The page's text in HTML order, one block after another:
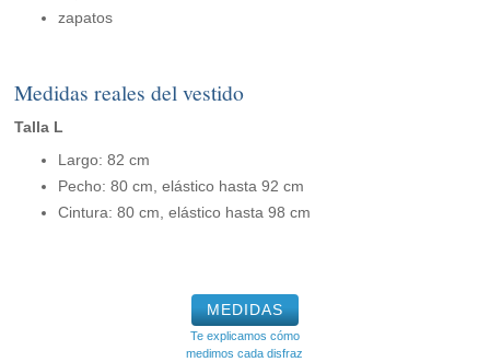
zapatos
Medidas reales del vestido
Talla L
Largo: 82 cm
Pecho: 80 cm, elástico hasta 92 cm
Cintura: 80 cm, elástico hasta 98 cm
MEDIDAS
Te explicamos cómo
medimos cada disfraz